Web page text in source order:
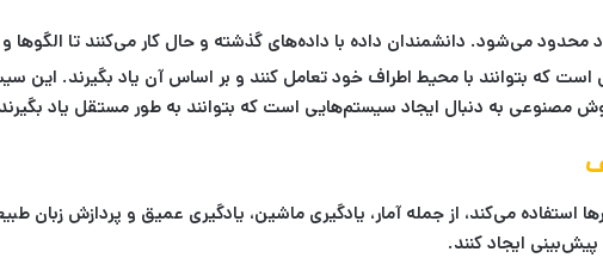
می‌شود. دانشمندان داده با داده‌های گذشته و حال کار می‌کنند تا الگوها و
که بتوانند با محیط اطراف خود تعامل کنند و بر اساس آن یاد بگیرند. این
مصنوعی به دنبال ایجاد سیستم‌هایی است که بتوانند به طور مستقل یاد
استفاده می‌کند، از جمله آمار، یادگیری ماشین، یادگیری عمیق و پردازش زبان
پیش‌بینی ایجاد کنند.